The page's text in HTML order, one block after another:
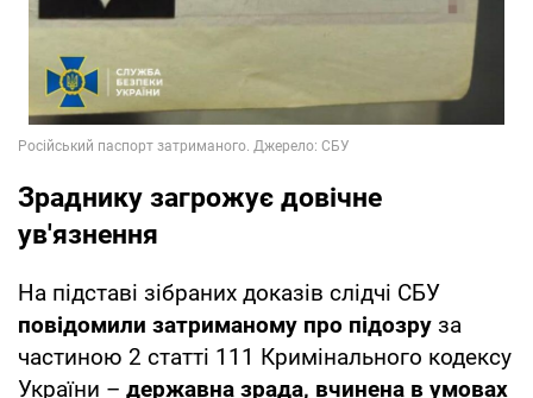
Зраднику загрожує довічне
ув'язнення
На підставі зібраних доказів слідчі СБУ
повідомили затриманому про підозру за
частиною 2 статті 111 Кримінального кодексу
України – державна зрада, вчинена в умовах